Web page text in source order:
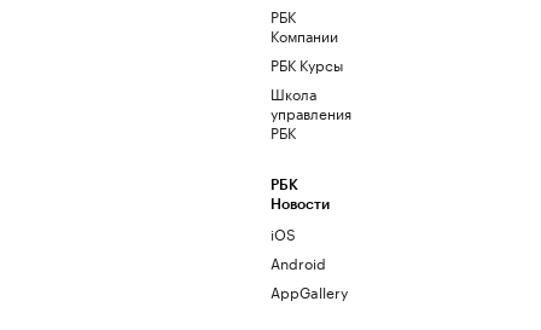
РБК
Компании
РБК Курсы
Школа
управления
РБК
РБК
Новости
iOS
Android
AppGallery